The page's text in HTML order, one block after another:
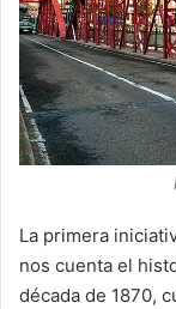
La primera
nos cuenta el
década de 1870,